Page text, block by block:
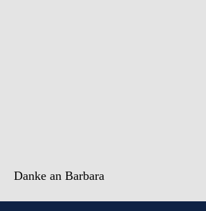
Danke an Barbara